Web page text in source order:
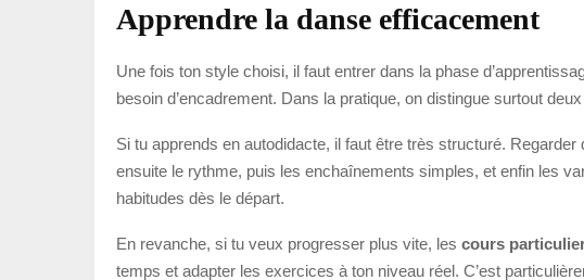
Apprendre la danse efficacement
Une fois ton style choisi, il faut entrer dans la phase
besoin d’encadrement. Dans la pratique, on distingue surtout
Si tu apprends en autodidacte, il faut être très structuré.
ensuite le rythme, puis les enchaînements simples, et enfin les
habitudes dès le départ.
En revanche, si tu veux progresser plus vite, les cours
temps et adapter les exercices à ton niveau réel. C’est